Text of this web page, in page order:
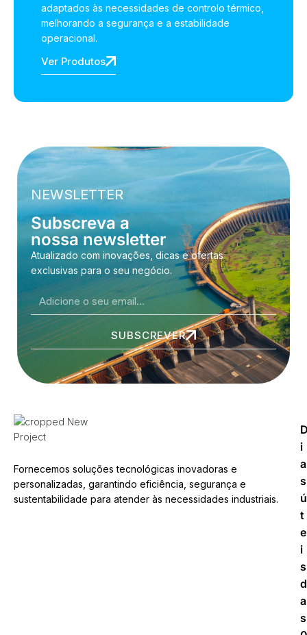
adaptados às necessidades de controlo térmico,
melhorando a segurança e a estabilidade
operacional.
Ver Produtos
NEWSLETTER
Subscreva a
nossa newsletter
Atualizado com inovações, dicas e ofertas
exclusivas para o seu negócio.
SUBSCREVER
Fornecemos soluções tecnológicas inovadoras e
personalizadas, garantindo eficiência, segurança e
sustentabilidade para atender às necessidades industriais.
i
a
s
ú
t
e
i
s
d
a
s